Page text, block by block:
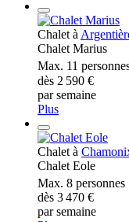
Chalet à
Chalet Marius
Max. 11
dès 2 590 €
par semaine
Plus
Chalet à
Chalet Eole
Max. 8 personnes
dès 3 470 €
par semaine